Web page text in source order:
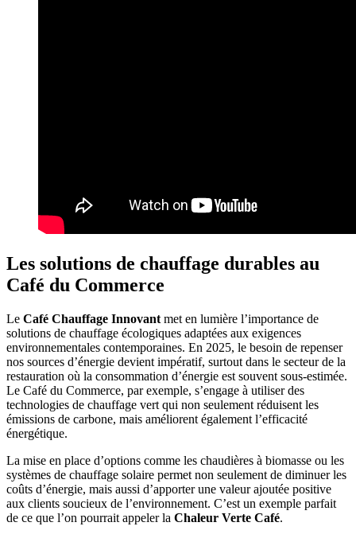
Les solutions de chauffage durables au
Café du Commerce
Le Café Chauffage Innovant met en lumière l’importance de
solutions de chauffage écologiques adaptées aux exigences
environnementales contemporaines. En 2025, le besoin de repenser
nos sources d’énergie devient impératif, surtout dans le secteur de la
restauration où la consommation d’énergie est souvent sous-estimée.
Le Café du Commerce, par exemple, s’engage à utiliser des
technologies de chauffage vert qui non seulement réduisent les
émissions de carbone, mais améliorent également l’efficacité
énergétique.
La mise en place d’options comme les chaudières à biomasse ou les
systèmes de chauffage solaire permet non seulement de diminuer les
coûts d’énergie, mais aussi d’apporter une valeur ajoutée positive
aux clients soucieux de l’environnement. C’est un exemple parfait
de ce que l’on pourrait appeler la Chaleur Verte Café.